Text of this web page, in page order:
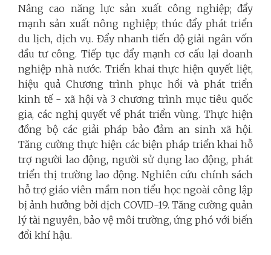
Nâng cao năng lực sản xuất công nghiệp; đẩy
mạnh sản xuất nông nghiệp; thúc đẩy phát triển
du lịch, dịch vụ. Đẩy nhanh tiến độ giải ngân vốn
đầu tư công. Tiếp tục đẩy mạnh cơ cấu lại doanh
nghiệp nhà nước. Triển khai thực hiện quyết liệt,
hiệu quả Chương trình phục hồi và phát triển
kinh tế - xã hội và 3 chương trình mục tiêu quốc
gia, các nghị quyết về phát triển vùng. Thực hiện
đồng bộ các giải pháp bảo đảm an sinh xã hội.
Tăng cường thực hiện các biện pháp triển khai hỗ
trợ người lao động, người sử dụng lao động, phát
triển thị trường lao động. Nghiên cứu chính sách
hỗ trợ giáo viên mầm non tiểu học ngoài công lập
bị ảnh hưởng bởi dịch COVID-19. Tăng cường quản
lý tài nguyên, bảo vệ môi trường, ứng phó với biến
đổi khí hậu.